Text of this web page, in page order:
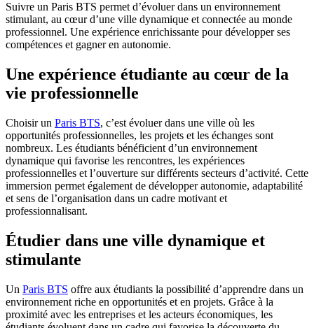
Suivre un Paris BTS permet d’évoluer dans un environnement
stimulant, au cœur d’une ville dynamique et connectée au monde
professionnel. Une expérience enrichissante pour développer ses
compétences et gagner en autonomie.
Une expérience étudiante au cœur de la
vie professionnelle
Choisir un Paris BTS, c’est évoluer dans une ville où les
opportunités professionnelles, les projets et les échanges sont
nombreux. Les étudiants bénéficient d’un environnement
dynamique qui favorise les rencontres, les expériences
professionnelles et l’ouverture sur différents secteurs d’activité. Cette
immersion permet également de développer autonomie, adaptabilité
et sens de l’organisation dans un cadre motivant et
professionnalisant.
Étudier dans une ville dynamique et
stimulante
Un Paris BTS offre aux étudiants la possibilité d’apprendre dans un
environnement riche en opportunités et en projets. Grâce à la
proximité avec les entreprises et les acteurs économiques, les